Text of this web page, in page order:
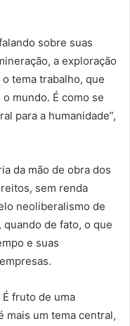
sobre suas
a exploração
tema trabalho, que
mundo. É como se
para a humanidade”,
da mão de obra dos
sem renda
neoliberalismo de
quando de fato, o que
e suas
fruto de uma
mais um tema central,